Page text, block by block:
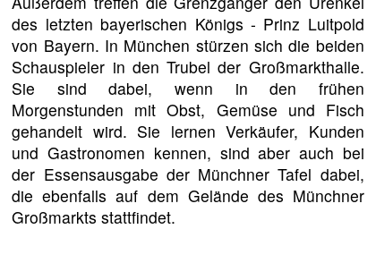
des letzten bayerischen Königs - Prinz Luitpold
von Bayern. In München stürzen sich die beiden
Schauspieler in den Trubel der Großmarkthalle.
Sie sind dabei, wenn in den frühen
Morgenstunden mit Obst, Gemüse und Fisch
gehandelt wird. Sie lernen Verkäufer, Kunden
und Gastronomen kennen, sind aber auch bei
der Essensausgabe der Münchner Tafel dabei,
die ebenfalls auf dem Gelände des Münchner
Großmarkts stattfindet.